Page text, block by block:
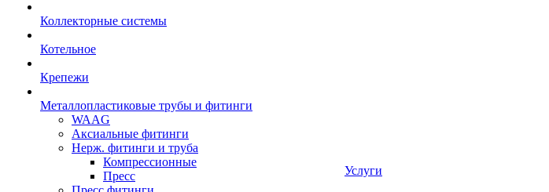
Коллекторные системы
Котельное
Крепежи
Металлопластиковые трубы и фитинги
WAAG
Аксиальные фитинги
Нерж. фитинги и труба
Компрессионные
Пресс
Услуги